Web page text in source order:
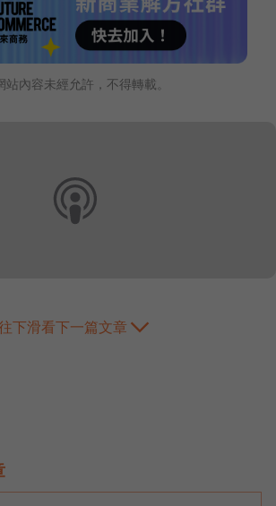
站內容未經允許，不得轉載。
下滑看下一篇文章